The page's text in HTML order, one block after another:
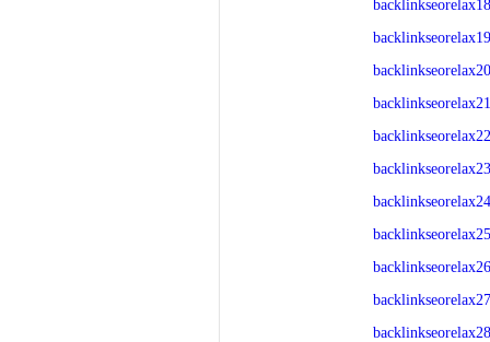
backlinkseorelax18
backlinkseorelax19
backlinkseorelax20
backlinkseorelax21
backlinkseorelax22
backlinkseorelax23
backlinkseorelax24
backlinkseorelax25
backlinkseorelax26
backlinkseorelax27
backlinkseorelax28